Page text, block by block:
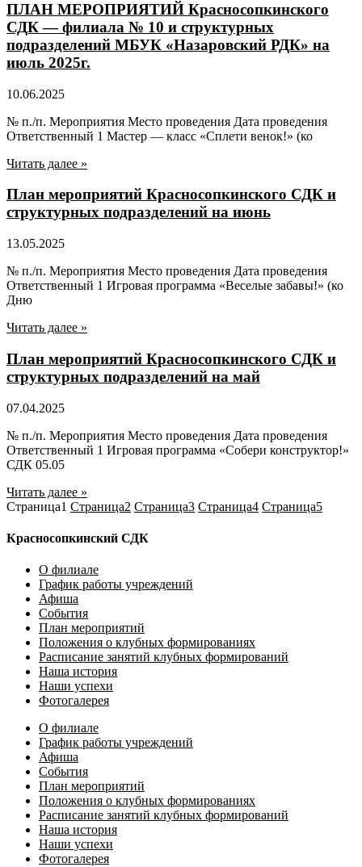
ПЛАН МЕРОПРИЯТИЙ Красносопкинского
СДК — филиала № 10 и структурных
подразделений МБУК «Назаровский РДК» на
июль 2025г.
10.06.2025
№ п./п. Мероприятия Место проведения Дата проведения
Ответственный 1 Мастер — класс «Сплети венок!» (ко
Читать далее »
План мероприятий Красносопкинского СДК и
структурных подразделений на июнь
13.05.2025
№ п./п. Мероприятия Место проведения Дата проведения
Ответственный 1 Игровая программа «Веселые забавы!» (ко
Дню
Читать далее »
План мероприятий Красносопкинского СДК и
структурных подразделений на май
07.04.2025
№ п./п. Мероприятия Место проведения Дата проведения
Ответственный 1 Игровая программа «Собери конструктор!»
СДК 05.05
Читать далее »
Страница1 Страница2 Страница3 Страница4 Страница5
Красносопкинский СДК
О филиале
График работы учреждений
Афиша
События
План мероприятий
Положения о клубных формированиях
Расписание занятий клубных формирований
Наша история
Наши успехи
Фотогалерея
О филиале
График работы учреждений
Афиша
События
План мероприятий
Положения о клубных формированиях
Расписание занятий клубных формирований
Наша история
Наши успехи
Фотогалерея